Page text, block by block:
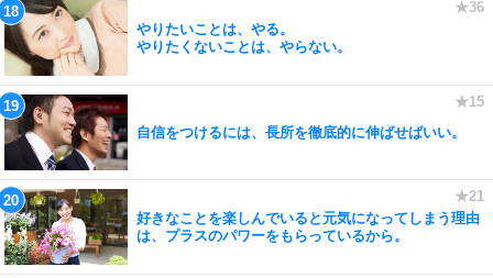
やりたいことは、やる。
やりたくないことは、やらない。
自信をつけるには、長所を徹底的に伸ばせばいい。
好きなことを楽しんでいると元気になってしまう理由
は、プラスのパワーをもらっているから。